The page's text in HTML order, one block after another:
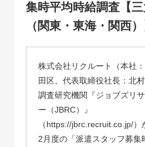
集時平均時給調査【
（関東・東海・関西）
株式会社リクルート（本社
田区、代表取締役社長：北
調査研究機関『ジョブズリ
ー（JBRC）』
（https://jbrc.recruit.co.jp/
2月度の「派遣スタッフ募集